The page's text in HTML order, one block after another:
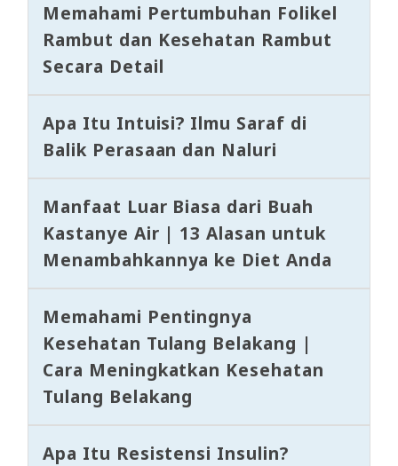
Memahami Pertumbuhan Folikel
Rambut dan Kesehatan Rambut
Secara Detail
Apa Itu Intuisi? Ilmu Saraf di
Balik Perasaan dan Naluri
Manfaat Luar Biasa dari Buah
Kastanye Air | 13 Alasan untuk
Menambahkannya ke Diet Anda
Memahami Pentingnya
Kesehatan Tulang Belakang |
Cara Meningkatkan Kesehatan
Tulang Belakang
Apa Itu Resistensi Insulin?